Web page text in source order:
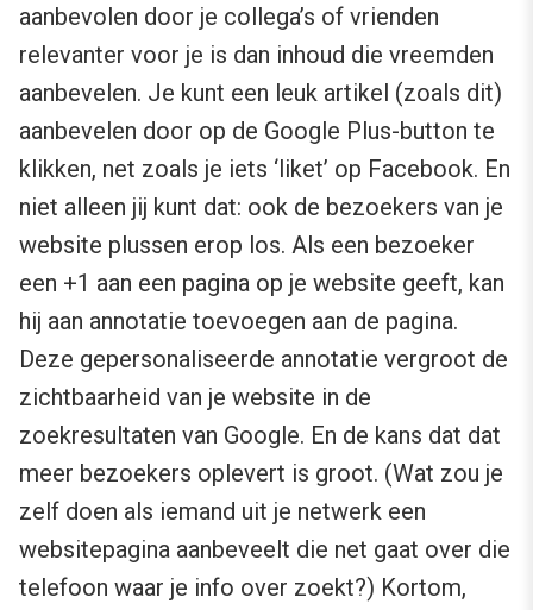
aanbevolen door je collega’s of vrienden
relevanter voor je is dan inhoud die vreemden
aanbevelen. Je kunt een leuk artikel (zoals dit)
aanbevelen door op de Google Plus-button te
klikken, net zoals je iets ‘liket’ op Facebook. En
niet alleen jij kunt dat: ook de bezoekers van je
website plussen erop los. Als een bezoeker
een +1 aan een pagina op je website geeft, kan
hij aan annotatie toevoegen aan de pagina.
Deze gepersonaliseerde annotatie vergroot de
zichtbaarheid van je website in de
zoekresultaten van Google. En de kans dat dat
meer bezoekers oplevert is groot. (Wat zou je
zelf doen als iemand uit je netwerk een
websitepagina aanbeveelt die net gaat over die
telefoon waar je info over zoekt?) Kortom,